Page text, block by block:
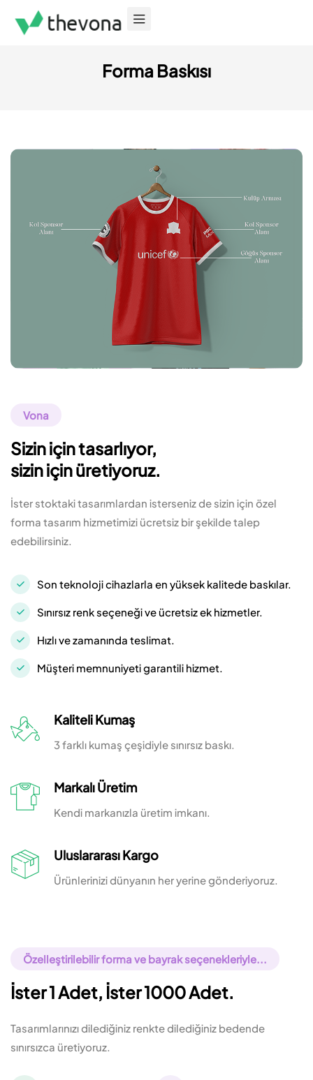
Forma Baskısı
Vona
Sizin için tasarlıyor,
sizin için üretiyoruz.
İster stoktaki tasarımlardan isterseniz de sizin için özel
forma tasarım hizmetimizi ücretsiz bir şekilde talep
edebilirsiniz.
Son teknoloji cihazlarla en yüksek kalitede baskılar.
Sınırsız renk seçeneği ve ücretsiz ek hizmetler.
Hızlı ve zamanında teslimat.
Müşteri memnuniyeti garantili hizmet.
Kaliteli Kumaş
3 farklı kumaş çeşidiyle sınırsız baskı.
Markalı Üretim
Kendi markanızla üretim imkanı.
Uluslararası Kargo
Ürünlerinizi dünyanın her yerine gönderiyoruz.
Özelleştirilebilir forma ve bayrak seçenekleriyle...
İster 1 Adet, İster 1000 Adet.
Tasarımlarınızı dilediğiniz renkte dilediğiniz bedende
sınırsızca üretiyoruz.